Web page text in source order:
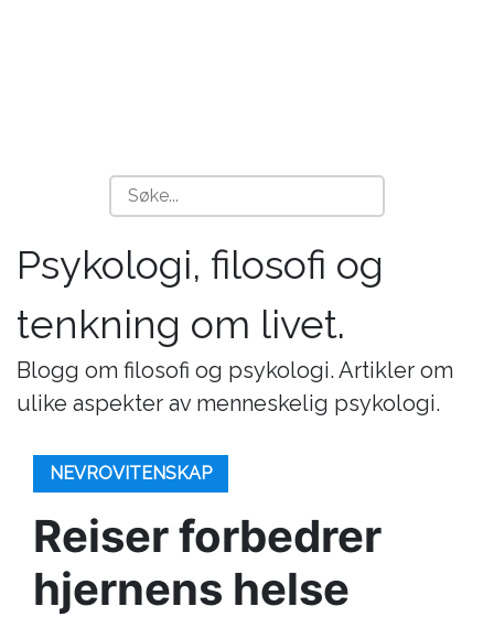
Psykologi, filosofi og
tenkning om livet.
Blogg om filosofi og psykologi. Artikler om
ulike aspekter av menneskelig psykologi.
NEVROVITENSKAP
Reiser forbedrer
hjernens helse